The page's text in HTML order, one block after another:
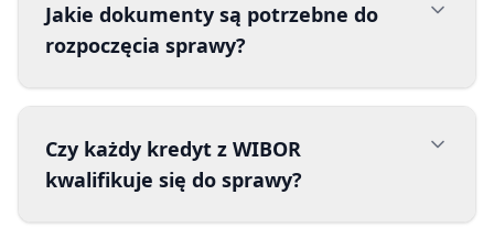
Jakie dokumenty są potrzebne do
rozpoczęcia sprawy?
Czy każdy kredyt z WIBOR
kwalifikuje się do sprawy?